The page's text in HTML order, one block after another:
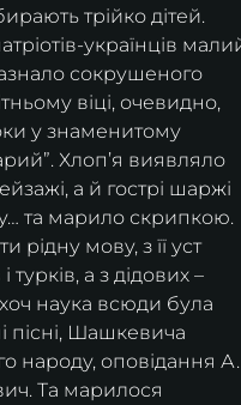
трійко дітей.
сокрушеного
віці, очевидно,
у знаменитому
Хлоп’я виявляло
а й гострі шаржі
та марило скрипкою.
мову, з її уст
а з дідових –
хоч наука всюди була
пісні, Шашкевича
народу, оповідання А.
Та марилося